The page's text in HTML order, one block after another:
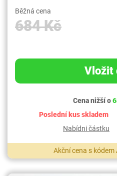
Běžná cena
684 Kč
Vložit
Cena nižší o
Poslední kus skladem
Nabídni částku
Akční cena s kódem